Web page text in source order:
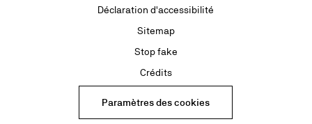
Déclaration d'accessibilité
Sitemap
Stop fake
Crédits
Paramètres des cookies